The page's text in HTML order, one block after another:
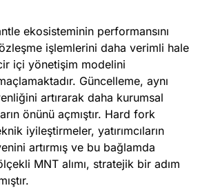
ekosisteminin performansını
işlemlerini daha verimli hale
içi yönetişim modelini
Güncelleme, aynı
artırarak daha kurumsal
önünü açmıştır. Hard fork
iyileştirmeler, yatırımcıların
artırmış ve bu bağlamda
MNT alımı, stratejik bir adım